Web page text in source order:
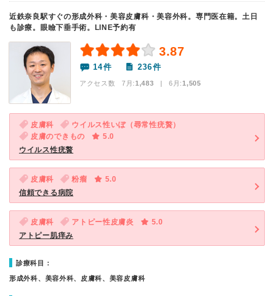
近鉄奈良駅すぐの形成外科・美容皮膚科・美容外科。専門医在籍。土日
も診療。眼瞼下垂手術。LINE予約有
3.87
14件 236件
アクセス数 7月:1,483 | 6月:1,505
皮膚科
ウイルス性いぼ（尋常性疣贅）
皮膚のできもの
5.0
ウイルス性疣贅
皮膚科 粉瘤
5.0
信頼できる病院
皮膚科 アトピー性皮膚炎
5.0
アトピー肌痒み
診療科目：
形成外科、美容外科、皮膚科、美容皮膚科